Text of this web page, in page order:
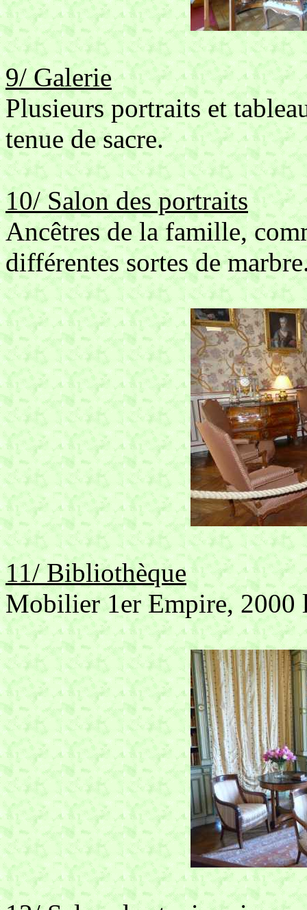
9/ Galerie
Plusieurs portraits et
tenue de sacre.
10/ Salon des portraits
Ancêtres de la famille,
différentes sortes de
11/ Bibliothèque
Mobilier 1er Empire, 2000